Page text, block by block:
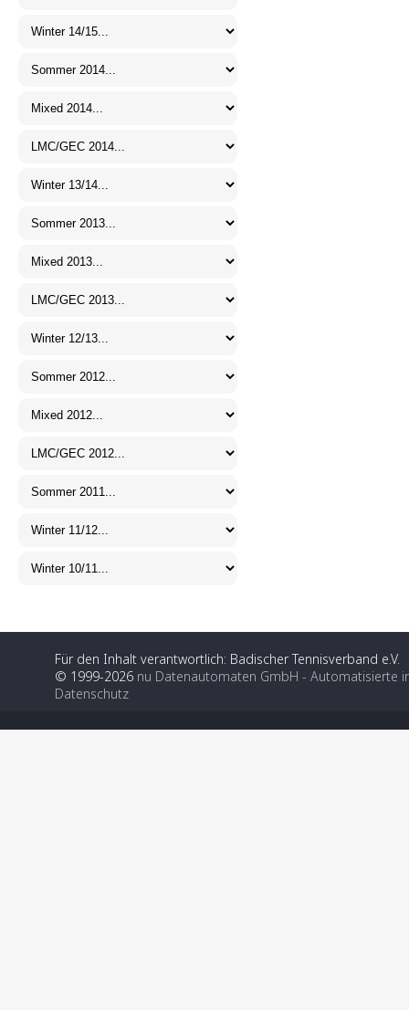
Für den Inhalt verantwortlich: Badischer Tennisverband e.V.
© 1999-2026 nu Datenautomaten GmbH - Automatisierte
Datenschutz